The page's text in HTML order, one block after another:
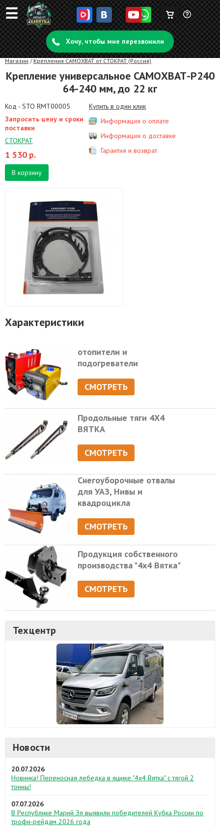
☰ Задать
вопрос
Корзина
пуста
Хочу, чтобы мне перезвонили
Магазин / Крепления САМОХВАТ от СТОКРАТ (Россия)
Крепление универсальное САМОХВАТ-Р240
64-240 мм, до 22 кг
Код - STO RMT00005
Запросить цену и сроки
поставки
СТОКРАТ
1 530 р.
В корзину
Купить в один клик
Информация о оплате
Информация о доставке
Гарантия и возврат
Характеристики
отопители и
подогреватели
СМОТРЕТЬ
Продольные тяги 4Х4
ВЯТКА
СМОТРЕТЬ
Снегоуборочные отвалы
для УАЗ, Нивы и
квадроцикла
СМОТРЕТЬ
Продукция собственного
производства "4х4 Вятка"
СМОТРЕТЬ
Техцентр
Новости
20.07.2026
Новинка! Переносная лебедка в ящике "4х4 Вятка" с тягой 2
тонны!
07.07.2026
В Республике Марий Эл выявили победителей Кубка России по
трофи-рейдам 2026 года